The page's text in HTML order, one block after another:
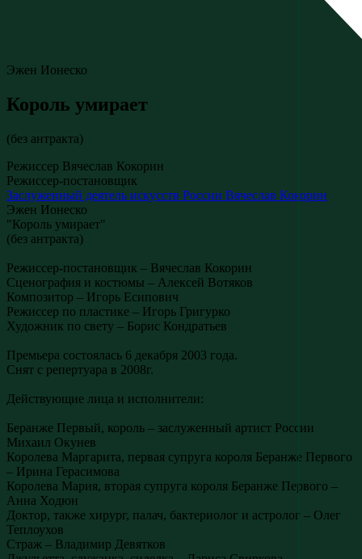
Эжен Ионеско
Король умирает
(без антракта)
Режиссер Вячеслав Кокорин
Режиссер-постановщик
Заслуженный деятель искусств России Вячеслав Кокорин
Эжен Ионеско
"Король умирает"
(без антракта)
Режиссер-постановщик – Вячеслав Кокорин
Сценография и костюмы – Алексей Вотяков
Композитор – Игорь Есипович
Режиссер по пластике – Игорь Григурко
Художник по свету – Борис Кондратьев
Премьера состоялась 6 декабря 2003 года.
Снят с репертуара в 2008г.
Действующие лица и исполнители:
Беранже Первый, король – заслуженный артист России
Михаил Окунев
Королева Маргарита, первая супруга короля Беранже Первого
– Ирина Герасимова
Королева Мария, вторая супруга короля Беранже Первого –
Анна Ходюн
Доктор, также хирург, палач, бактериолог и астролог – Олег
Теплоухов
Страж – Владимир Девятков